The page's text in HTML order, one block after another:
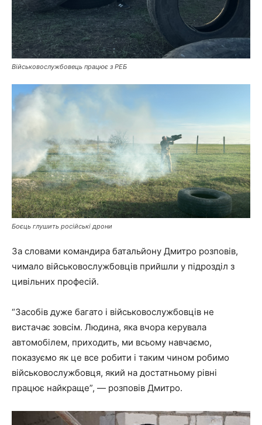
Військовослужбовець працює з РЕБ
Боєць глушить російські дрони
За словами командира батальйону Дмитро розповів,
чимало військовослужбовців прийшли у підрозділ з
цивільних професій.
“Засобів дуже багато і військовослужбовців не
вистачає зовсім. Людина, яка вчора керувала
автомобілем, приходить, ми всьому навчаємо,
показуємо як це все робити і таким чином робимо
військовослужбовця, який на достатньому рівні
працює найкраще”, — розповів Дмитро.